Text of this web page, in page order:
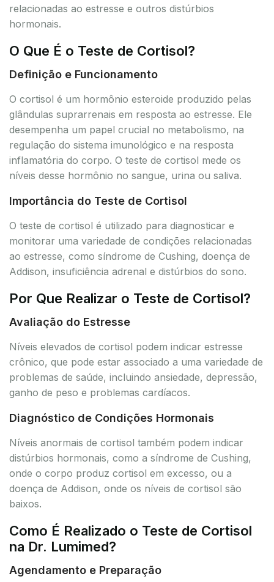
relacionadas ao estresse e outros distúrbios
hormonais.
O Que É o Teste de Cortisol?
Definição e Funcionamento
O cortisol é um hormônio esteroide produzido pelas
glândulas suprarrenais em resposta ao estresse. Ele
desempenha um papel crucial no metabolismo, na
regulação do sistema imunológico e na resposta
inflamatória do corpo. O teste de cortisol mede os
níveis desse hormônio no sangue, urina ou saliva.
Importância do Teste de Cortisol
O teste de cortisol é utilizado para diagnosticar e
monitorar uma variedade de condições relacionadas
ao estresse, como síndrome de Cushing, doença de
Addison, insuficiência adrenal e distúrbios do sono.
Por Que Realizar o Teste de Cortisol?
Avaliação do Estresse
Níveis elevados de cortisol podem indicar estresse
crônico, que pode estar associado a uma variedade de
problemas de saúde, incluindo ansiedade, depressão,
ganho de peso e problemas cardíacos.
Diagnóstico de Condições Hormonais
Níveis anormais de cortisol também podem indicar
distúrbios hormonais, como a síndrome de Cushing,
onde o corpo produz cortisol em excesso, ou a
doença de Addison, onde os níveis de cortisol são
baixos.
Como É Realizado o Teste de Cortisol
na Dr. Lumimed?
Agendamento e Preparação